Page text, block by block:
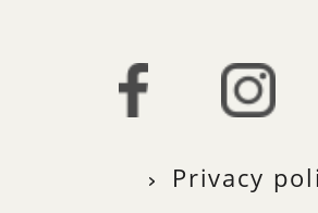
Privacy